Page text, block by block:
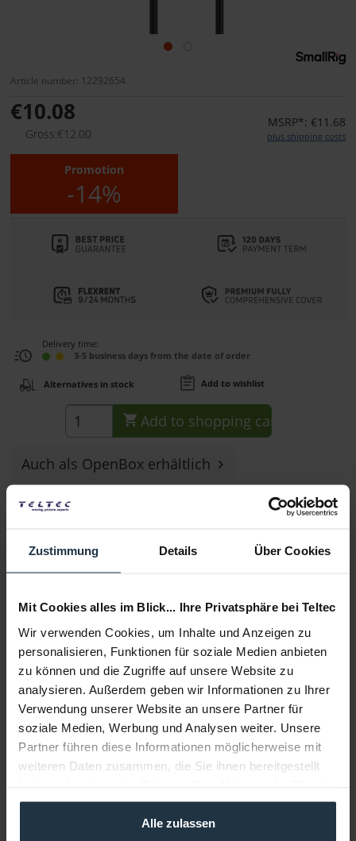
Zustimmung Details Über Cookies
Mit Cookies alles im Blick... Ihre Privatsphäre bei Teltec
Wir verwenden Cookies, um Inhalte und Anzeigen zu
personalisieren, Funktionen für soziale Medien anbieten
zu können und die Zugriffe auf unsere Website zu
analysieren. Außerdem geben wir Informationen zu Ihrer
Verwendung unserer Website an unsere Partner für
soziale Medien, Werbung und Analysen weiter. Unsere
Partner führen diese Informationen möglicherweise mit
weiteren Daten zusammen, die Sie ihnen bereitgestellt
gesammelt haben.
Alle zulassen
Article number: 12292654
€10.08
Gross:€12.00
MSRP*: €11.68
plus shipping costs
Promotion
-14%
Delivery time:
3-5 business days from the date of order
Alternatives in stock Add to wishlist
Add to shopping cart
Auch als OpenBox erhältlich
Description
Full HDMI) unterstützt Auflösungen bis...
more
Media
Manufacturer & Product Safety Information
Folgende Infos zum Hersteller sind verfübar......more
More articles from +++ SmallRig +++ look at